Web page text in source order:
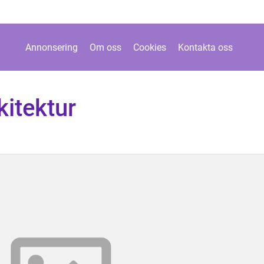
Annonsering Om oss Cookies Kontakta oss